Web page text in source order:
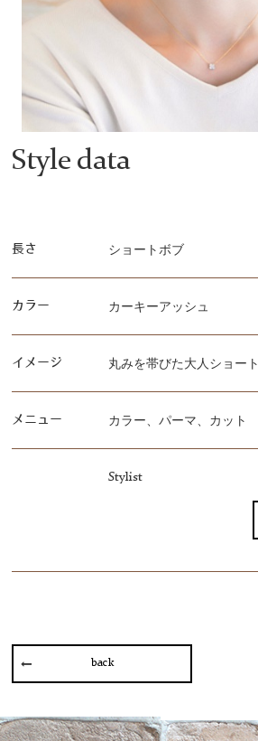
Style data
長さ ショートボブ
カラー カーキーアッシュ
イメージ 丸みを帯びた大人ショート
メニュー カラー、パーマ、カット
Stylist
back